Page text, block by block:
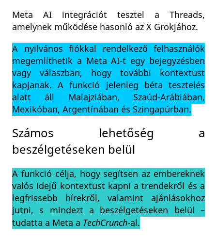
Meta AI integrációt tesztel a Threads,
amelynek működése hasonló az X Grokjához.
A nyilvános fiókkal rendelkező felhasználók
megemlíthetik a Meta AI-t egy bejegyzésben
vagy válaszban, hogy további kontextust
kapjanak. A funkció jelenleg béta tesztelés
alatt áll Malajziában, Szaúd-Arábiában,
Mexikóban, Argentínában és Szingapúrban.
Számos lehetőség a
beszélgetéseken belül
A funkció célja, hogy segítsen az embereknek
valós idejű kontextust kapni a trendekről és a
legfrissebb hírekről, valamint ajánlásokhoz
jutni, s mindezt a beszélgetéseken belül –
tudatta a Meta a TechCrunch-al.